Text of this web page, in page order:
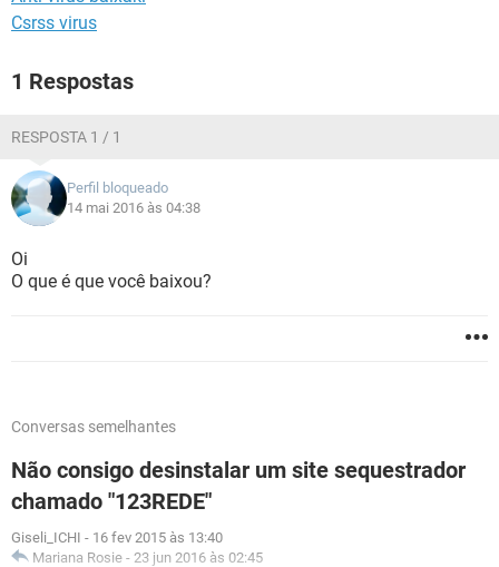
Csrss virus
1 Respostas
RESPOSTA 1 / 1
Perfil bloqueado
14 mai 2016 às 04:38
Oi
O que é que você baixou?
Conversas semelhantes
Não consigo desinstalar um site sequestrador
chamado "123REDE"
Giseli_ICHI - 16 fev 2015 às 13:40
Mariana Rosie - 23 jun 2016 às 02:45